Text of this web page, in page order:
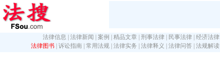
法律信息 法律新闻 案例 精品文章 刑事法律 民事法律 经济法律
法律图书 诉讼指南 常用法规 法律实务 法律释义 法律问答 法规解读